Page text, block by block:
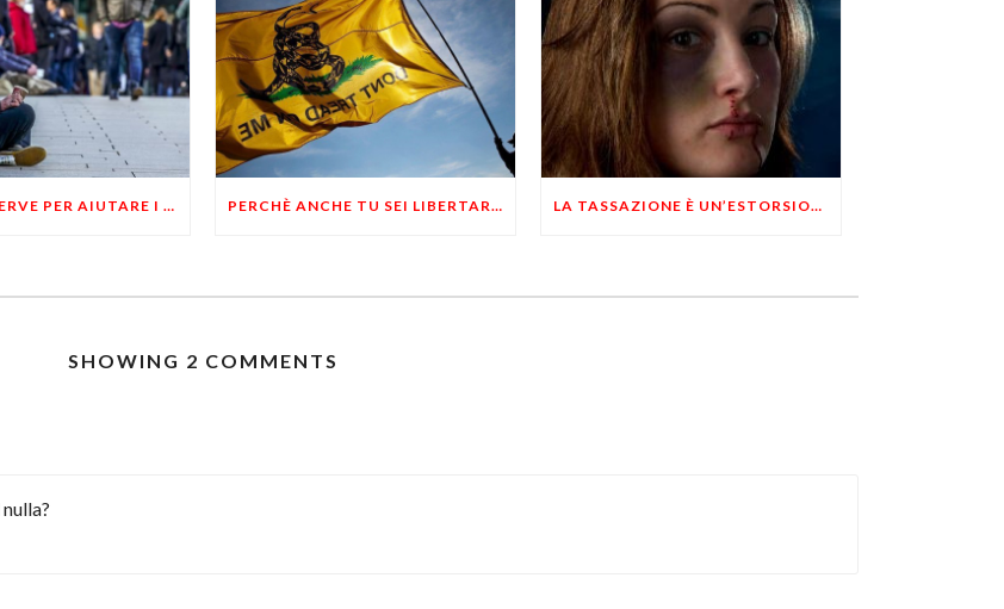
LO STATO SERVE PER AIUTARE I POVERI PERCHÈ ANCHE TU SEI LIBERTARIO MA NON SAI DI ESSERLO LA TASSAZIONE È UN’ESTORSIONE
SHOWING 2 COMMENTS